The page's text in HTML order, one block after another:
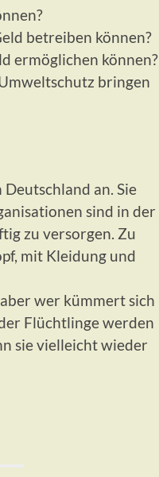
betreiben können?
ermöglichen können?
bringen
an. Sie
sind in der
zu versorgen. Zu
mit Kleidung und
wer kümmert sich
Flüchtlinge werden
sie vielleicht wieder